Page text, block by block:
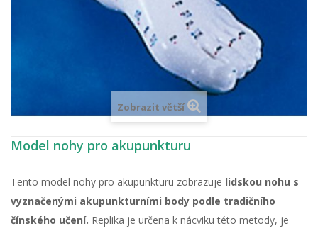
Zobrazit větší
Model nohy pro akupunkturu
Tento model nohy pro akupunkturu zobrazuje lidskou nohu s
vyznačenými akupunkturními body podle tradičního
čínského učení. Replika je určena k nácviku této metody, je